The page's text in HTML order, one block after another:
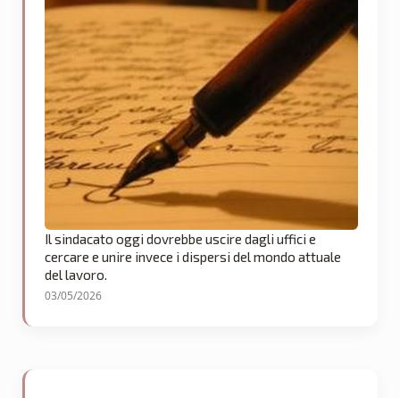
Il sindacato oggi dovrebbe uscire dagli uffici e
cercare e unire invece i dispersi del mondo attuale
del lavoro.
03/05/2026